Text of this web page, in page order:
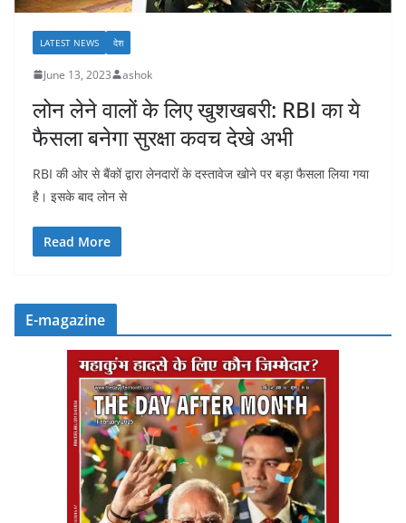
LATEST NEWS देश
June 13, 2023 ashok
लोन लेने वालों के लिए खुशखबरी: RBI का ये
फैसला बनेगा सुरक्षा कवच देखे अभी
RBI की ओर से बैंकों द्वारा लेनदारों के दस्तावेज खोने पर बड़ा फैसला लिया गया
है। इसके बाद लोन से
Read More
E-magazine